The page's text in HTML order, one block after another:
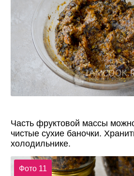
Часть фруктовой массы
чистые сухие баночки.
холодильнике.
Фото 11